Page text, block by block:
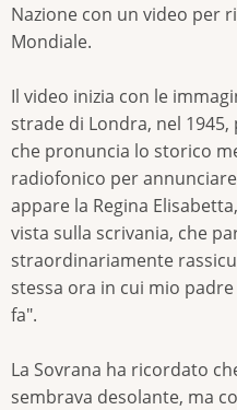
Nazione con un video per
Mondiale.
Il video inizia con le
strade di Londra, nel 1945,
che pronuncia lo storico
radiofonico per
appare la Regina
vista sulla scrivania, che
straordinariamente
stessa ora in cui mio
fa".
La Sovrana ha ricordato
sembrava desolante, ma